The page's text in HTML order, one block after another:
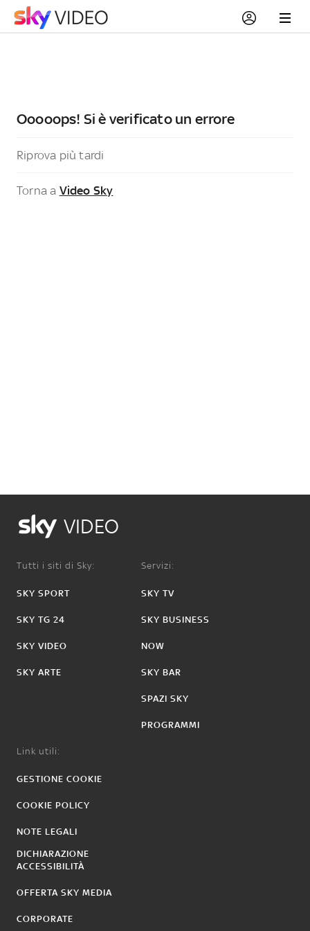
Ooooops! Si è verificato un errore
Riprova più tardi
Torna a Video Sky
VIDEO
Tutti i siti di Sky:
SKY SPORT
SKY TG 24
SKY VIDEO
SKY ARTE
Servizi:
SKY TV
SKY BUSINESS
NOW
SKY BAR
SPAZI SKY
PROGRAMMI
Link utili:
GESTIONE COOKIE
COOKIE POLICY
NOTE LEGALI
DICHIARAZIONE
ACCESSIBILITÀ
OFFERTA SKY MEDIA
CORPORATE